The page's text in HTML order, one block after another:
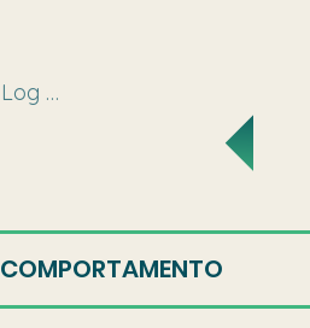
Log In
COMPORTAMENTO